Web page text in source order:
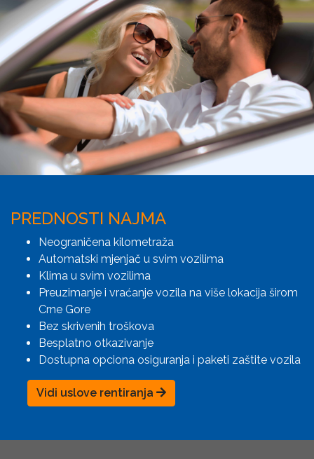
PREDNOSTI NAJMA
Neograničena kilometraža
Automatski mjenjač u svim vozilima
Klima u svim vozilima
Preuzimanje i vraćanje vozila na više lokacija širom
Crne Gore
Bez skrivenih troškova
Besplatno otkazivanje
Dostupna opciona osiguranja i paketi zaštite vozila
Vidi uslove rentiranja